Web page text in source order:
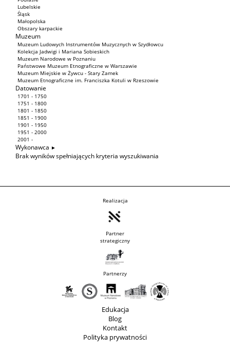
Lubelskie
Śląsk
Małopolska
Obszary karpackie
Muzeum
Muzeum Ludowych Instrumentów Muzycznych w Szydłowcu
Kolekcja Jadwigi i Mariana Sobieskich
Muzeum Narodowe w Poznaniu
Państwowe Muzeum Etnograficzne w Warszawie
Muzeum Miejskie w Żywcu - Stary Zamek
Muzeum Etnograficzne im. Franciszka Kotuli w Rzeszowie
Datowanie
1701 - 1750
1751 - 1800
1801 - 1850
1851 - 1900
1901 - 1950
1951 - 2000
2001 -
Wykonawca
Brak wyników spełniających kryteria wyszukiwania
Realizacja
Partner
strategiczny
Partnerzy
Edukacja
Blog
Kontakt
Polityka prywatności